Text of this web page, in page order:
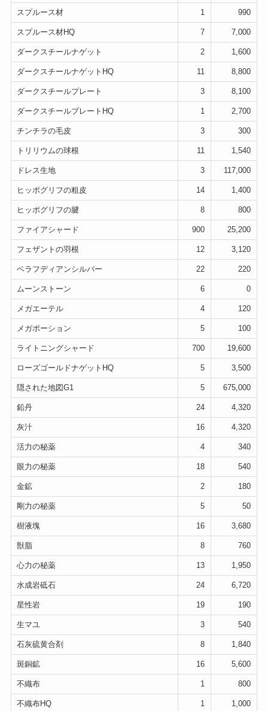
スプルース材 1 990
スプルース材HQ 7 7,000
ダークスチールナゲット 2 1,600
ダークスチールナゲットHQ 11 8,800
ダークスチールプレート 3 8,100
ダークスチールプレートHQ 1 2,700
チンチラの毛皮 3 300
トリリウムの球根 11 1,540
ドレス生地 3 117,000
ヒッポグリフの粗皮 14 1,400
ヒッポグリフの腱 8 800
ファイアシャード 900 25,200
フェザントの羽根 12 3,120
ベラフディアンシルバー 22 220
ムーンストーン 6 0
メガエーテル 4 120
メガポーション 5 100
ライトニングシャード 700 19,600
ローズゴールドナゲットHQ 5 3,500
隠された地図G1 5 675,000
鉛丹 24 4,320
灰汁 16 4,320
活力の秘薬 4 340
眼力の秘薬 18 540
金鉱 2 180
剛力の秘薬 5 50
樹液塊 16 3,680
獣脂 8 760
心力の秘薬 13 1,950
水成岩砥石 24 6,720
星性岩 19 190
生マユ 3 540
石灰硫黄合剤 8 1,840
斑銅鉱 16 5,600
不織布 1 800
不織布HQ 1 1,000